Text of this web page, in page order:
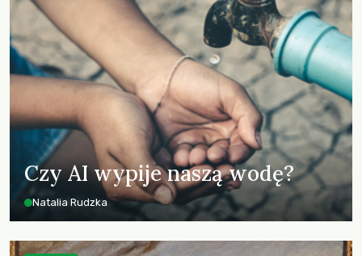
Czy AI wypije naszą wodę?
Natalia Rudzka